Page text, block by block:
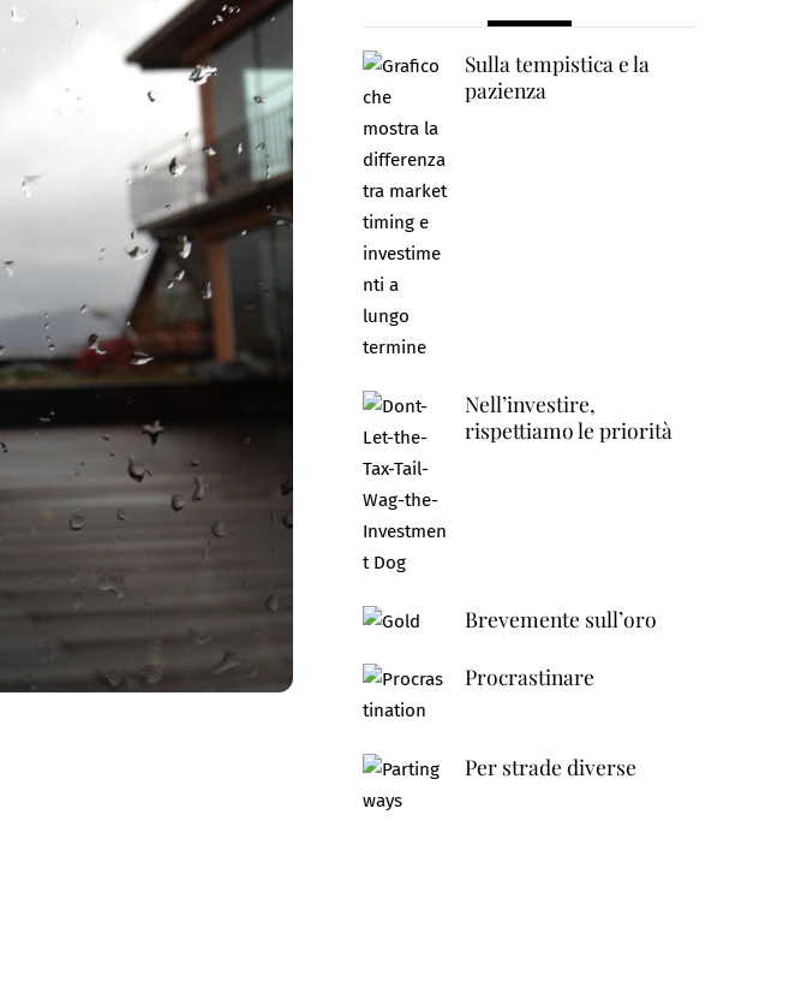
Sulla tempistica e la
pazienza
Nell’investire,
rispettiamo le priorità
Brevemente sull’oro
Procrastinare
Per strade diverse